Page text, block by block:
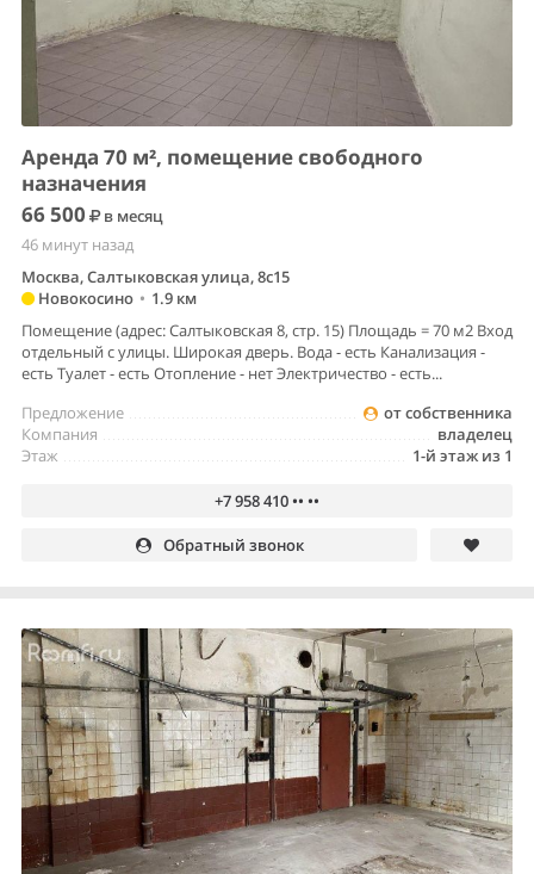
Аренда 70 м², помещение свободного
назначения
66 500
в месяц
46 минут назад
Москва, Салтыковская улица, 8с15
Новокосино • 1.9 км
Помещение (адрес: Салтыковская 8, стр. 15) Площадь = 70 м2 Вход
отдельный с улицы. Широкая дверь. Вода - есть Канализация -
есть Туалет - есть Отопление - нет Электричество - есть...
от собственника
Предложение
владелец
Компания
1-й этаж из 1
Этаж
+7 958 410 •• ••
Обратный звонок